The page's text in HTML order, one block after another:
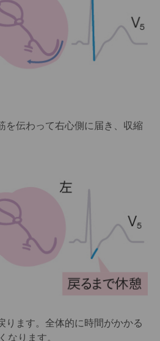
伝わって右心側に届き、収縮
ます。全体的に時間がかかる
なります。